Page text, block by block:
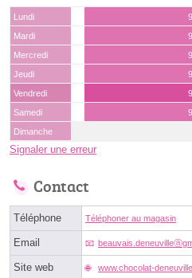
Lundi
Mardi
Mercredi
Jeudi
Vendredi
Samedi
Dimanche
Signaler une erreur
Contact
Téléphone Téléphoner au magasin
Email
Site web www.chocolat-